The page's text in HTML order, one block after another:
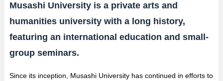
Musashi University is a private arts and
humanities university with a long history,
featuring an international education and small-
group seminars.
Since its inception, Musashi University has continued in efforts to